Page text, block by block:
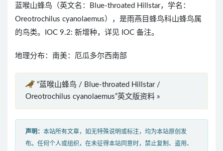
蓝喉山蜂鸟（英文名：Blue-throated Hillstar，学名：
Oreotrochilus cyanolaemus），是雨燕目蜂鸟科山蜂鸟属
的鸟类。IOC 9.2: 新增种，详见 IOC 备注。
地理分布：南美：厄瓜多尔西南部
“蓝喉山蜂鸟 / Blue-throated Hillstar /
Oreotrochilus cyanolaemus”英文版资料 »
声明： 本站所有文章，如无特殊说明或标注，均为本站原创发
布。任何个人或组织，在未征得本站同意时，禁止复制、盗用、